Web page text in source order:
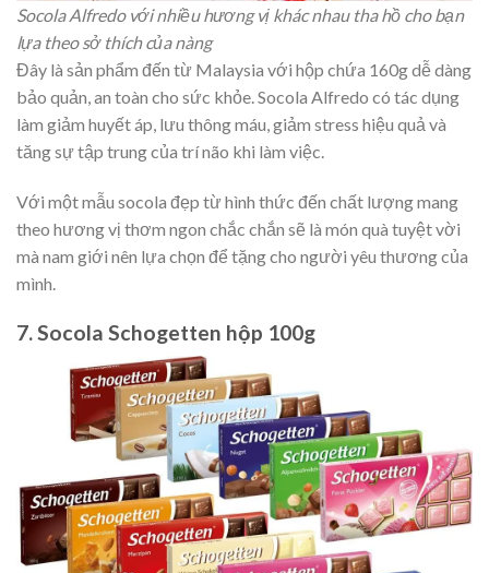
Socola Alfredo với nhiều hương vị khác nhau tha hồ cho bạn
lựa theo sở thích của nàng
Đây là sản phẩm đến từ Malaysia với hộp chứa 160g dễ dàng
bảo quản, an toàn cho sức khỏe. Socola Alfredo có tác dụng
làm giảm huyết áp, lưu thông máu, giảm stress hiệu quả và
tăng sự tập trung của trí não khi làm việc.
Với một mẫu socola đẹp từ hình thức đến chất lượng mang
theo hương vị thơm ngon chắc chắn sẽ là món quà tuyệt vời
mà nam giới nên lựa chọn để tặng cho người yêu thương của
mình.
7. Socola Schogetten hộp 100g